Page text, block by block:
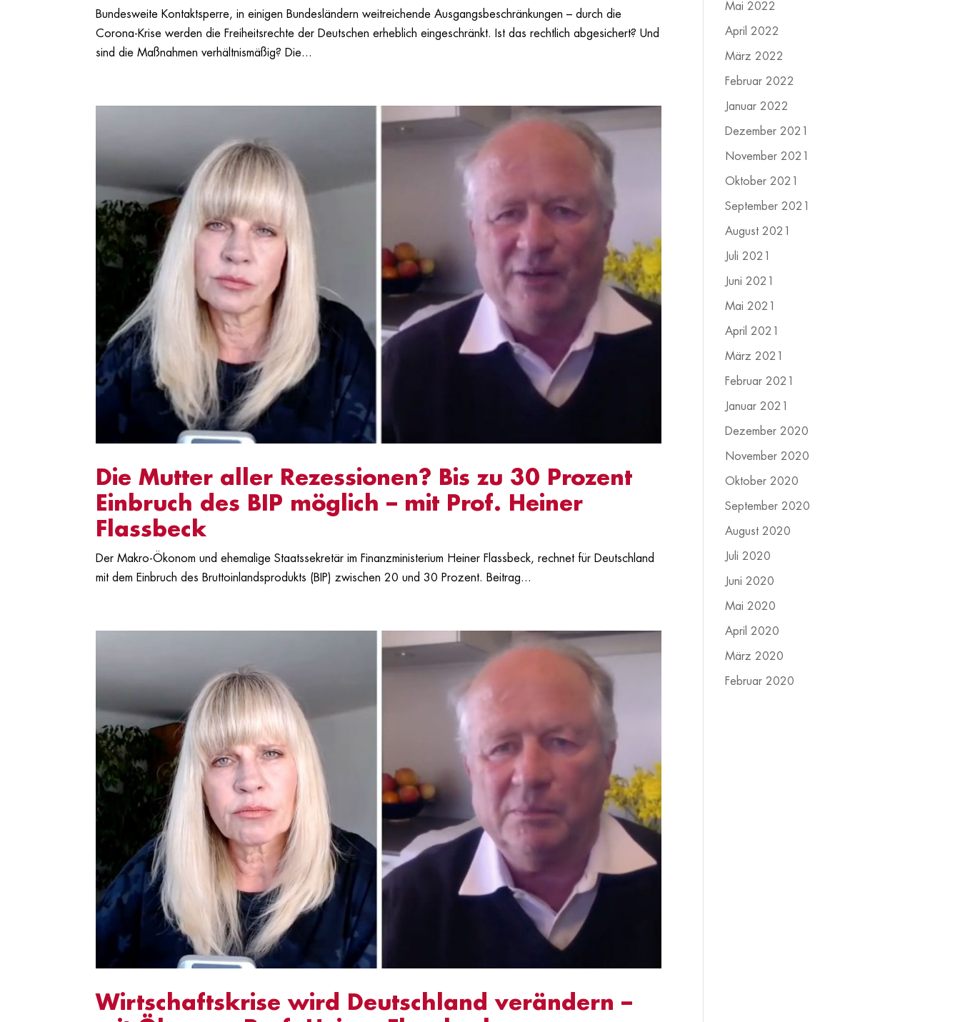
Bundesweite Kontaktsperre, in einigen Bundesländern weitreichende Ausgangsbeschränkungen – durch die
Corona-Krise werden die Freiheitsrechte der Deutschen erheblich eingeschränkt. Ist das rechtlich abgesichert? Und
sind die Maßnahmen verhältnismäßig? Die...
Die Mutter aller Rezessionen? Bis zu 30 Prozent
Einbruch des BIP möglich – mit Prof. Heiner
Flassbeck
Der Makro-Ökonom und ehemalige Staatssekretär im Finanzministerium Heiner Flassbeck, rechnet für Deutschland
mit dem Einbruch des Bruttoinlandsprodukts (BIP) zwischen 20 und 30 Prozent. Beitrag...
Wirtschaftskrise wird Deutschland verändern –
Mai 2022
April 2022
März 2022
Februar 2022
Januar 2022
Dezember 2021
November 2021
Oktober 2021
September 2021
August 2021
Juli 2021
Juni 2021
Mai 2021
April 2021
März 2021
Februar 2021
Januar 2021
Dezember 2020
November 2020
Oktober 2020
September 2020
August 2020
Juli 2020
Juni 2020
Mai 2020
April 2020
März 2020
Februar 2020